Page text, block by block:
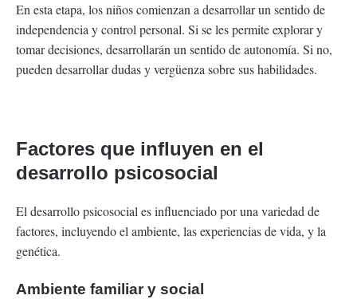
En esta etapa, los niños comienzan a desarrollar un sentido de
independencia y control personal. Si se les permite explorar y
tomar decisiones, desarrollarán un sentido de autonomía. Si no,
pueden desarrollar dudas y vergüenza sobre sus habilidades.
Factores que influyen en el
desarrollo psicosocial
El desarrollo psicosocial es influenciado por una variedad de
factores, incluyendo el ambiente, las experiencias de vida, y la
genética.
Ambiente familiar y social